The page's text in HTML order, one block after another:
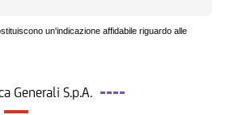
un'indicazione affidabile riguardo alle
Generali S.p.A.